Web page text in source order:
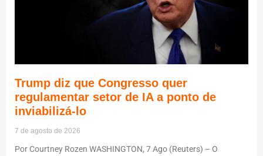
Trump diz que Congresso quer
regulamentar setor de IA a ponto de
inviabilizá-lo
7 de agosto de 2026
Por Courtney Rozen WASHINGTON, 7 Ago (Reuters) – O